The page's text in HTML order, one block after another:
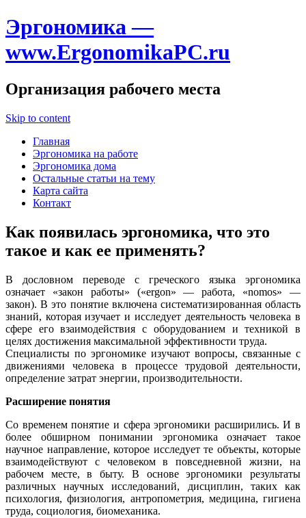
Эргономика —
www.ErgonomikaPC.ru
Организация рабочего места
Skip to content
Главная
Эргономика на работе
Эргономика дома
Остальные статьи на тему
Карта сайта
Контакт
Как появилась эргономика, что это
такое и как ее применять?
В дословном переводе с греческого языка эргономика
означает «закон работы» («ergon» — работа, «nomos» —
закон). В это понятие включена систематизированная область
знаний, которая изучает и исследует деятельность человека в
сфере его взаимодействия с оборудованием и техникой в
целях достижения максимальной эффективности труда.
Специалисты по эргономике изучают вопросы, связанные с
движениями человека в процессе трудовой деятельности,
определение затрат энергии, производительности.
Расширение понятия
Со временем понятие и сфера эргономики расширились. И в
более обширном понимании эргономика означает такое
научное направление, которое исследует те объекты, которые
взаимодействуют с человеком в повседневной жизни, на
рабочем месте, в быту. В основе эргономики результаты
различных научных исследований, дисциплин, таких как
психология, физиология, антропометрия, медицина, гигиена
труда, социология, биомеханика.